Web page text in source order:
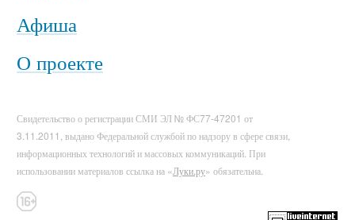
Афиша
О проекте
Свидетельство о регистрации СМИ ЭЛ № ФС77-47201 от
3.11.2011, выдано Федеральной службой по надзору в сфере связи,
информационных технологий и массовых коммуникаций. При
использовании материалов ссылка на «Луки.ру» обязательна.